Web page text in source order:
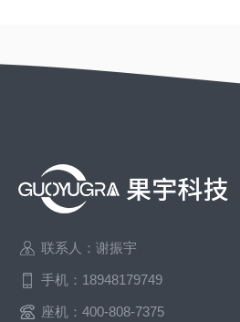
联系人：谢振宇
手机：18948179749
座机：400-808-7375